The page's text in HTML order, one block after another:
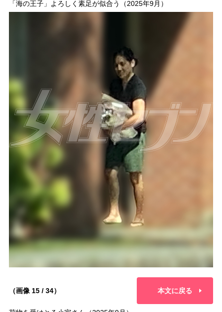
「海の王子」よろしく素足が似合う（2025年9月）
（画像 15 / 34） 本文に戻る